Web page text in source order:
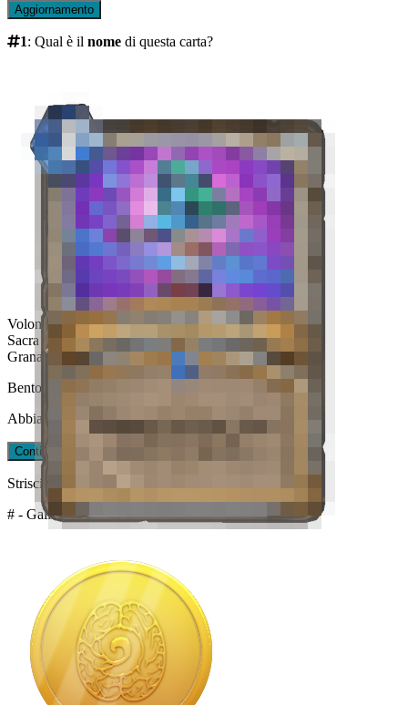
Aggiornamento
1: Qual è il nome di questa carta?
Volontà Focalizzata
Sacra Prova
Granate a Concussione
Bentornato!
Abbiamo salvato i vostri progressi quando siete partiti.
Continua il Quiz
Striscia di successo!
# - Gallina Arrabbiata